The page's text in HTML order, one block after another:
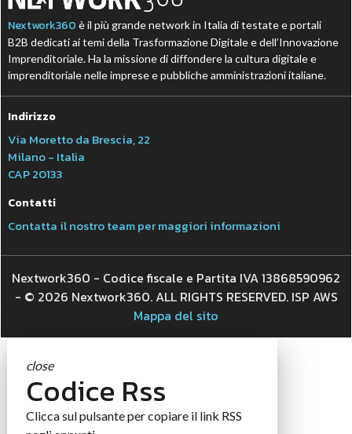
Nextwork360 è il più grande network in Italia di testate e portali
B2B dedicati ai temi della Trasformazione Digitale e dell’Innovazione
Imprenditoriale. Ha la missione di diffondere la cultura digitale e
imprenditoriale nelle imprese e pubbliche amministrazioni italiane.
Indirizzo
Via Moretto da Brescia, 22
Milano - Italia
CAP 20133
Contatti
Contatta il nostro team per maggiori informazioni
Nextwork360 - Codice fiscale e Partita IVA 13868590962
- © 2026 Nextwork360. ALL RIGHTS RESERVED. ISP AWS
Mappa del sito
close
Codice Rss
Clicca sul pulsante per copiare il link RSS